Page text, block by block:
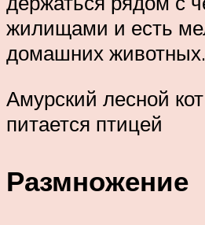
жилищами и есть
домашних животных.
Амурский лесной
питается птицей
Размножение